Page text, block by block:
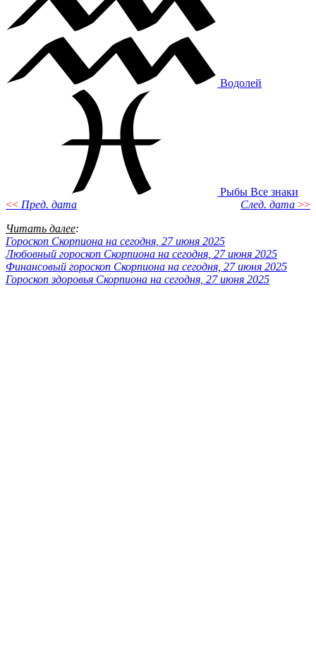
Водолей
Рыбы Все знаки
<< Пред. дата След. дата >>
Читать далее:
Гороскоп Скорпиона на сегодня, 27 июня 2025
Любовный гороскоп Скорпиона на сегодня, 27 июня 2025
Финансовый гороскоп Скорпиона на сегодня, 27 июня 2025
Гороскоп здоровья Скорпиона на сегодня, 27 июня 2025